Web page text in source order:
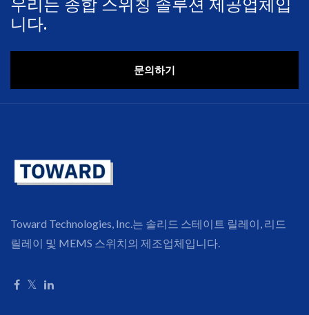
니다.
문의하기
Toward Technologies, Inc.는 솔리드 스테이트 릴레이, 리드
릴레이 및 MEMS 스위치의 제조업체입니다.